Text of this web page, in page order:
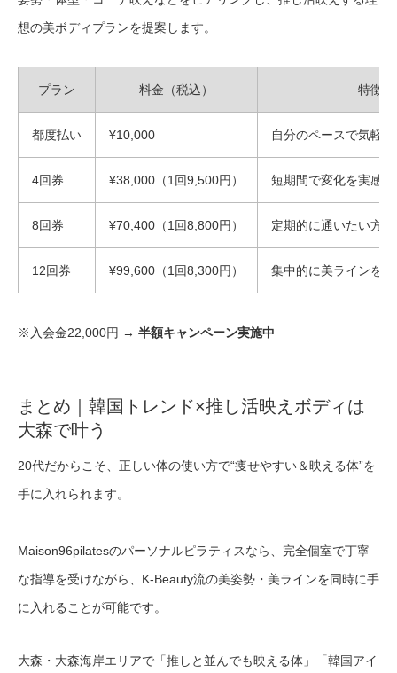
想の美ボディプランを提案します。
プラン 料金（税込） 特徴
都度払い ¥10,000 自分のペースで気軽
4回券 ¥38,000（1回9,500円） 短期間で変化を実感
8回券 ¥70,400（1回8,800円） 定期的に通いたい方
12回券 ¥99,600（1回8,300円） 集中的に美ラインを
※入会金22,000円 → 半額キャンペーン実施中
まとめ｜韓国トレンド×推し活映えボディは
大森で叶う
20代だからこそ、正しい体の使い方で“痩せやすい＆映える体”を
手に入れられます。
Maison96pilatesのパーソナルピラティスなら、完全個室で丁寧
な指導を受けながら、K-Beauty流の美姿勢・美ラインを同時に手
に入れることが可能です。
大森・大森海岸エリアで「推しと並んでも映える体」「韓国アイ